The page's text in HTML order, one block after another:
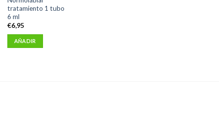
tratamiento 1 tubo
6 ml
€6,95
AÑADIR